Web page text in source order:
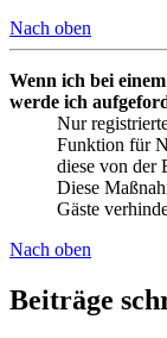
Nach oben
Wenn ich bei
werde ich
Nur
Funktion für
diese von der
Diese
Gäste
Nach oben
Beiträge